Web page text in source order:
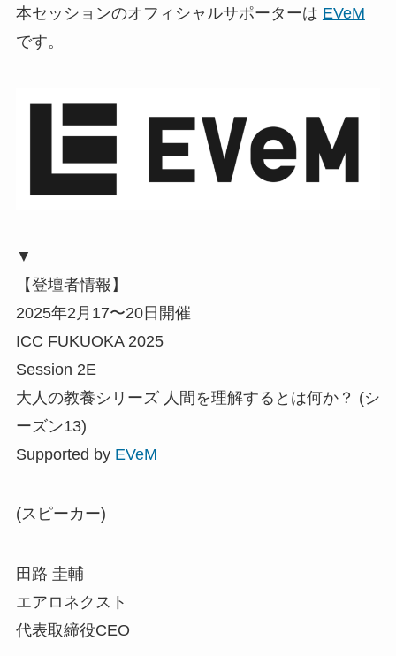
本セッションのオフィシャルサポーターは EVeM
です。
▼
【登壇者情報】
2025年2月17〜20日開催
ICC FUKUOKA 2025
Session 2E
大人の教養シリーズ 人間を理解するとは何か？ (シ
ーズン13)
Supported by EVeM
(スピーカー)
田路 圭輔
エアロネクスト
代表取締役CEO